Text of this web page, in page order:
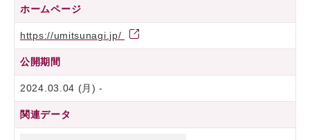
ホームページ
https://umitsunagi.jp/
公開期間
2024.03.04 (月) -
関連データ